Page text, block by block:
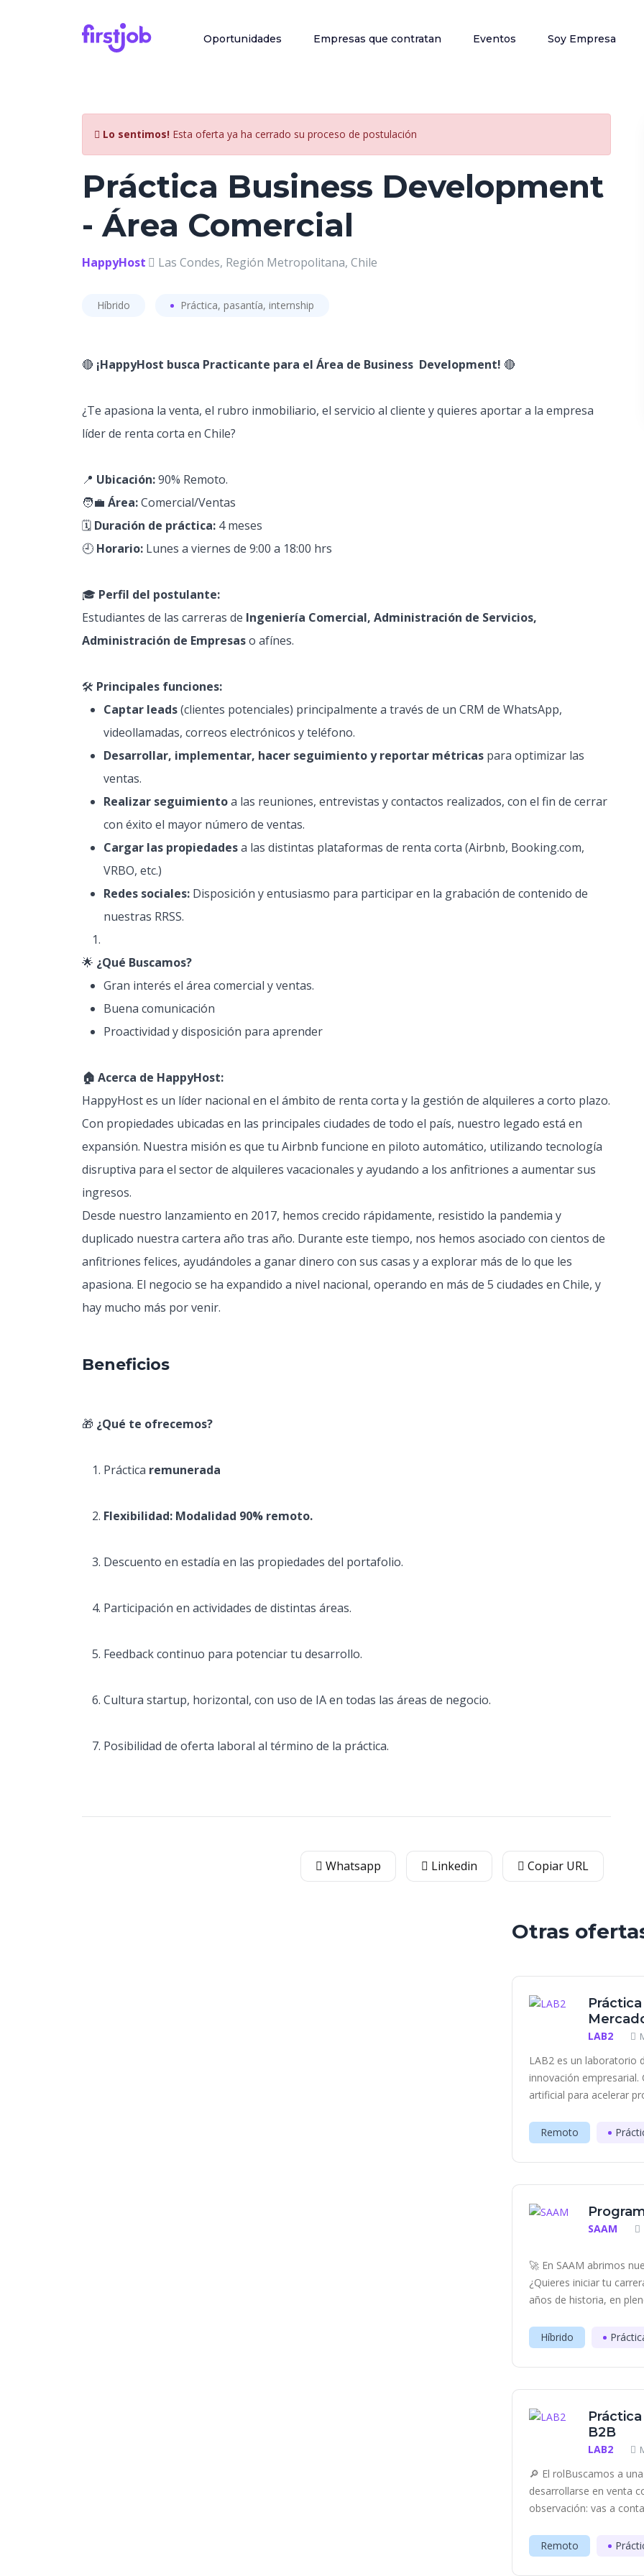
Oportunidades Empresas que contratan Eventos Soy Empresa
Lo sentimos! Esta oferta ya ha cerrado su proceso de postulación
Práctica Business Development
- Área Comercial
HappyHost Las Condes, Región Metropolitana, Chile
Híbrido Práctica, pasantía, internship
🔴 ¡HappyHost busca Practicante para el Área de Business Development! 🔴
¿Te apasiona la venta, el rubro inmobiliario, el servicio al cliente y quieres aportar a la empresa
líder de renta corta en Chile?
📍 Ubicación:90% Remoto.
🧑‍💼 Área:Comercial/Ventas
🗓️ Duración de práctica: 4 meses
🕘 Horario: Lunes a viernes de 9:00 a 18:00 hrs
🎓 Perfil del postulante:
Estudiantes de las carreras de Ingeniería Comercial, Administración de Servicios,
Administración de Empresaso afínes.
🛠️ Principales funciones:
Captar leads(clientes potenciales) principalmente a través de un CRM de WhatsApp,
videollamadas, correos electrónicos y teléfono.
Desarrollar, implementar, hacer seguimiento y reportar métricas para optimizar las
ventas.
Realizar seguimientoa las reuniones, entrevistas y contactos realizados, con el fin de cerrar
con éxito el mayor número de ventas.
Cargar las propiedadesa las distintas plataformas de renta corta (Airbnb, Booking.com,
VRBO, etc.)
Redes sociales: Disposición y entusiasmo para participar en la grabación de contenido de
nuestras RRSS.
🌟 ¿Qué Buscamos?
Gran interés el área comercial y ventas.
Buena comunicación
Proactividad y disposición para aprender
🏠 Acerca de HappyHost:
HappyHost es un líder nacional en el ámbito de renta corta y la gestión de alquileres a corto plazo.
Con propiedades ubicadas en las principales ciudades de todo el país, nuestro legado está en
expansión. Nuestra misión es que tu Airbnb funcione en piloto automático, utilizando tecnología
disruptiva para el sector de alquileres vacacionales y ayudando a los anfitriones a aumentar sus
ingresos.
Desde nuestro lanzamiento en 2017, hemos crecido rápidamente, resistido la pandemia y
duplicado nuestra cartera año tras año. Durante este tiempo, nos hemos asociado con cientos de
anfitriones felices, ayudándoles a ganar dinero con sus casas y a explorar más de lo que les
apasiona. El negocio se ha expandido a nivel nacional, operando en más de 5 ciudades en Chile, y
hay mucho más por venir.
Beneficios
🎁 ¿Qué te ofrecemos?
Práctica remunerada
Flexibilidad: Modalidad 90% remoto.
Descuento en estadía en las propiedades del portafolio.
Participación en actividades de distintas áreas.
Feedback continuo para potenciar tu desarrollo.
Cultura startup, horizontal, con uso de IA en todas las áreas de negocio.
Posibilidad de oferta laboral al término de la práctica.
Whatsapp Linkedin Copiar URL
Otras
LAB2
LAB2 es un laboratorio
innovación empresarial.
artificial para acelerar
Remoto
SAAM
🚀 En SAAM abrimos
¿Quieres iniciar tu
años de historia, en
Híbrido
B2B
LAB2
🔎 El rolBuscamos a
desarrollarse en venta
observación: vas a
Remoto